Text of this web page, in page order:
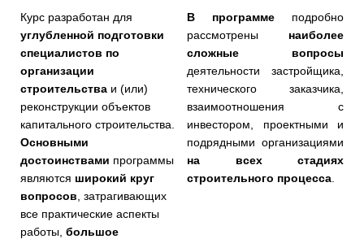
Курс разработан для
углубленной подготовки
специалистов по
организации
строительства и (или)
реконструкции объектов
капитального строительства.
Основными
достоинствами программы
являются широкий круг
вопросов , затрагивающих
все практические аспекты
работы, большое
В программе подробно
рассмотрены наиболее
сложные вопросы
деятельности застройщика,
технического заказчика,
взаимоотношения с
инвестором, проектными и
подрядными организациями
на всех стадиях
строительного процесса